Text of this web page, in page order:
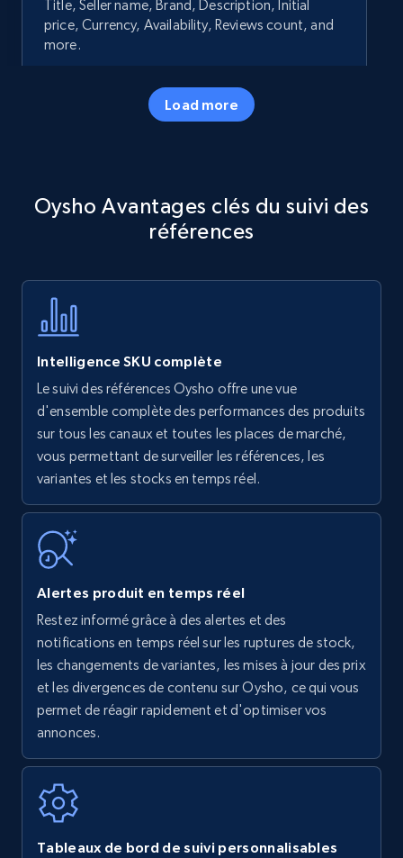
Title, Seller name, Brand, Description, Initial
price, Currency, Availability, Reviews count, and
more.
5.7K+ Commencer
specific keywords
Title, Seller name, Brand, Description, Initial
Amazon products - find products by using
upc numbers
Title, Seller name, Brand, Description, Initial
price, Currency, Availability, Reviews count, and
35.3K+
Amazon Reviews
URL, Product name, Product rating, Product
rating object, Product rating max, Rating,
Author name, Asin, and more.
Walmart - products
Load more
Oysho Avantages clés du suivi des
références
Intelligence SKU complète
Le suivi des références Oysho offre une vue
d'ensemble complète des performances des produits
sur tous les canaux et toutes les places de marché,
vous permettant de surveiller les références, les
variantes et les stocks en temps réel.
Alertes produit en temps réel
Restez informé grâce à des alertes et des
notifications en temps réel sur les ruptures de stock,
les changements de variantes, les mises à jour des prix
et les divergences de contenu sur Oysho, ce qui vous
permet de réagir rapidement et d'optimiser vos
annonces.
Tableaux de bord de suivi personnalisables